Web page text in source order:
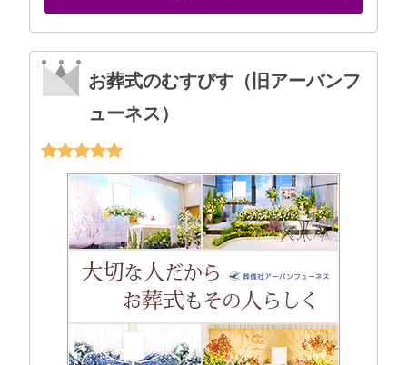
お葬式のむすびす（旧アーバンフ
ューネス）